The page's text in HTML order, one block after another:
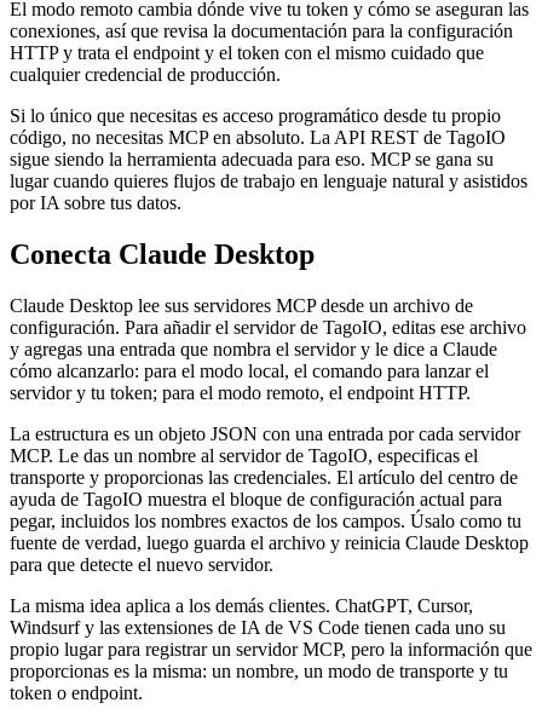
El modo remoto cambia dónde vive tu token y cómo se aseguran las
conexiones, así que revisa la documentación para la configuración
HTTP y trata el endpoint y el token con el mismo cuidado que
cualquier credencial de producción.
Si lo único que necesitas es acceso programático desde tu propio
código, no necesitas MCP en absoluto. La API REST de TagoIO
sigue siendo la herramienta adecuada para eso. MCP se gana su
lugar cuando quieres flujos de trabajo en lenguaje natural y asistidos
por IA sobre tus datos.
Conecta Claude Desktop
Claude Desktop lee sus servidores MCP desde un archivo de
configuración. Para añadir el servidor de TagoIO, editas ese archivo
y agregas una entrada que nombra el servidor y le dice a Claude
cómo alcanzarlo: para el modo local, el comando para lanzar el
servidor y tu token; para el modo remoto, el endpoint HTTP.
La estructura es un objeto JSON con una entrada por cada servidor
MCP. Le das un nombre al servidor de TagoIO, especificas el
transporte y proporcionas las credenciales. El artículo del centro de
ayuda de TagoIO muestra el bloque de configuración actual para
pegar, incluidos los nombres exactos de los campos. Úsalo como tu
fuente de verdad, luego guarda el archivo y reinicia Claude Desktop
para que detecte el nuevo servidor.
La misma idea aplica a los demás clientes. ChatGPT, Cursor,
Windsurf y las extensiones de IA de VS Code tienen cada uno su
propio lugar para registrar un servidor MCP, pero la información que
proporcionas es la misma: un nombre, un modo de transporte y tu
token o endpoint.